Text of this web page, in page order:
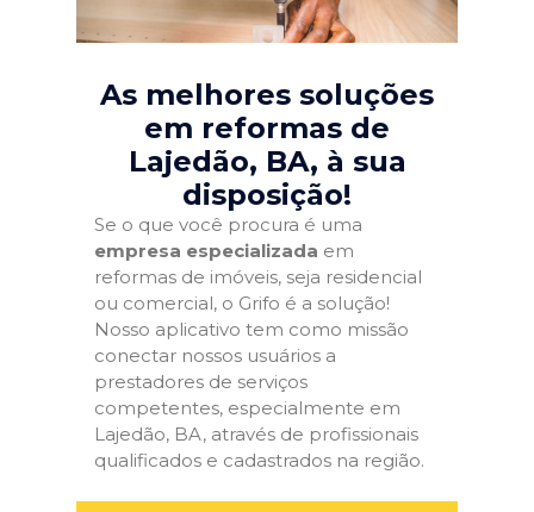
As melhores soluções
em reformas de
Lajedão, BA, à sua
disposição!
Se o que você procura é uma
empresa especializada em
reformas de imóveis, seja residencial
ou comercial, o Grifo é a solução!
Nosso aplicativo tem como missão
conectar nossos usuários a
prestadores de serviços
competentes, especialmente em
Lajedão, BA, através de profissionais
qualificados e cadastrados na região.